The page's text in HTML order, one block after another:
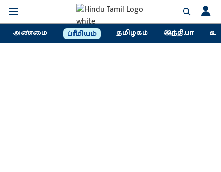
அண்மை ப்ரீமியம் தமிழகம் இந்தியா